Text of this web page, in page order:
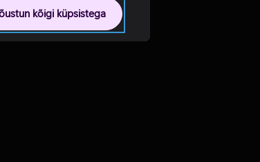
kõigi küpsistega